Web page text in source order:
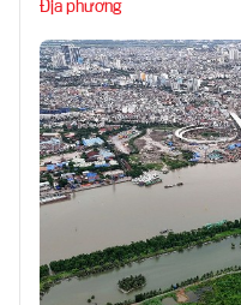
Địa phương